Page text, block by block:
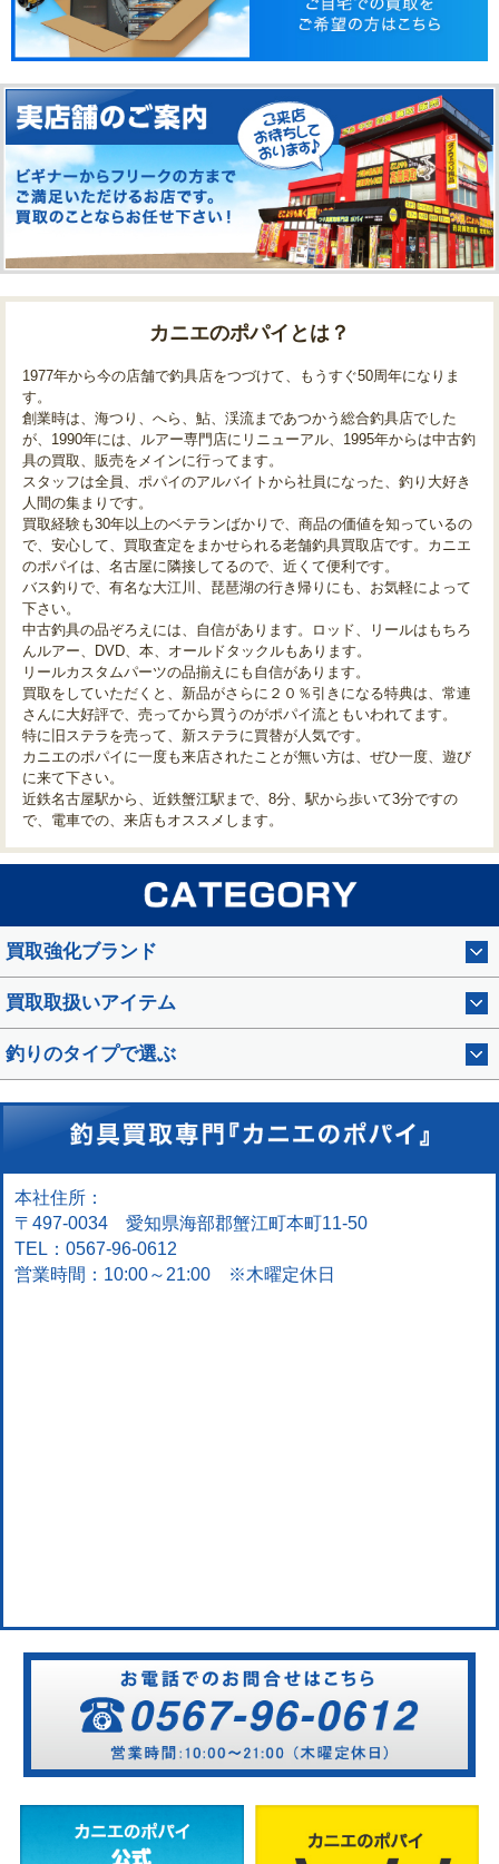
カニエのポパイとは？
1977年から今の店舗で釣具店をつづけて、もうすぐ50周年になりま
す。
創業時は、海つり、へら、鮎、渓流まであつかう総合釣具店でした
が、1990年には、ルアー専門店にリニューアル、1995年からは中古釣
具の買取、販売をメインに行ってます。
スタッフは全員、ポパイのアルバイトから社員になった、釣り大好き
人間の集まりです。
買取経験も30年以上のベテランばかりで、商品の価値を知っているの
で、安心して、買取査定をまかせられる老舗釣具買取店です。カニエ
のポパイは、名古屋に隣接してるので、近くて便利です。
バス釣りで、有名な大江川、琵琶湖の行き帰りにも、お気軽によって
下さい。
中古釣具の品ぞろえには、自信があります。ロッド、リールはもちろ
んルアー、DVD、本、オールドタックルもあります。
リールカスタムパーツの品揃えにも自信があります。
買取をしていただくと、新品がさらに２０％引きになる特典は、常連
さんに大好評で、売ってから買うのがポパイ流ともいわれてます。
特に旧ステラを売って、新ステラに買替が人気です。
カニエのポパイに一度も来店されたことが無い方は、ぜひ一度、遊び
に来て下さい。
近鉄名古屋駅から、近鉄蟹江駅まで、8分、駅から歩いて3分ですの
で、電車での、来店もオススメします。
買取強化ブランド
買取取扱いアイテム
釣りのタイプで選ぶ
本社住所：
〒497-0034 愛知県海部郡蟹江町本町11-50
TEL：0567-96-0612
営業時間：10:00～21:00 ※木曜定休日